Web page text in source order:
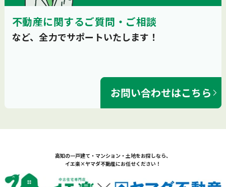
不動産に関するご質問・ご相談
など、全力でサポートいたします！
お問い合わせはこちら
高知の一戸建て・マンション・土地をお探しなら、
イエ楽×ヤマダ不動産にお任せください！